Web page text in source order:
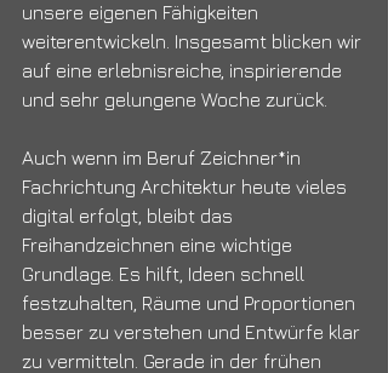
unsere eigenen Fähigkeiten
weiterentwickeln. Insgesamt blicken wir
auf eine erlebnisreiche, inspirierende
und sehr gelungene Woche zurück.
Auch wenn im Beruf Zeichner*in
Fachrichtung Architektur heute vieles
digital erfolgt, bleibt das
Freihandzeichnen eine wichtige
Grundlage. Es hilft, Ideen schnell
festzuhalten, Räume und Proportionen
besser zu verstehen und Entwürfe klar
zu vermitteln. Gerade in der frühen